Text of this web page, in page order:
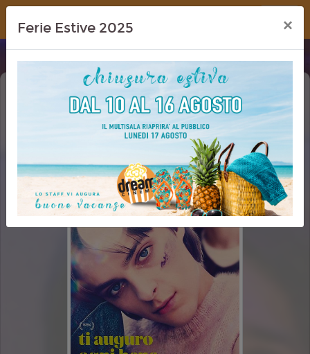
Dream Cinema
TI AUGURO OGNI BENE (I WISH YOU
ALL THE BEST)
PRIMA VISIONE
Ferie Estive 2025 ×